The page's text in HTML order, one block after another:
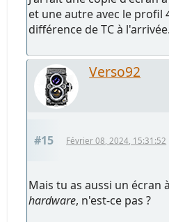
et une autre avec le profil
différence de TC à l'arrivée.
Verso92
#15 Février 08, 2024, 15:31:52
Mais tu as aussi un écran
hardware, n'est-ce pas ?